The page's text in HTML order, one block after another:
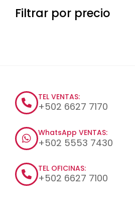
Filtrar por precio
TEL VENTAS:
+502 6627 7170
WhatsApp VENTAS:
+502 5553 7430
TEL OFICINAS:
+502 6627 7100